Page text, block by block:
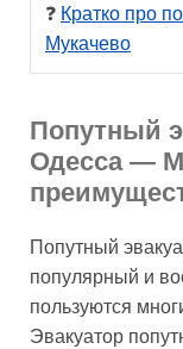
❓ Кратко про
Мукачево
Попутный
Одесса —
Попутный
популярный и
пользуются
Эвакуатор